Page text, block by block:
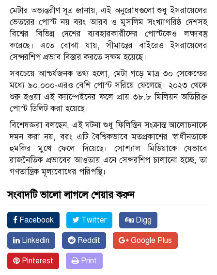
মেটার অভ্যন্তরীণ সূত্র জানায়, এই অনুরোধগুলো শুধু ইসরায়েলের
ভেতরের পোস্ট নয় বরং আরব ও মুসলিম সংখ্যাগরিষ্ঠ দেশসহ
বিশ্বের বিভিন্ন দেশের ব্যবহারকারীদের পোস্টকেও লক্ষ্যবস্তু
করেছে। এতে বোঝা যায়, সীমান্তের বাইরেও ইসরায়েলের
সেন্সরশিপ প্রভাব বিস্তার করতে সক্ষম হয়েছে।
সবচেয়ে আশ্চর্যজনক তথ্য হলো, মেটা গড়ে মাত্র ৩০ সেকেন্ডের
মধ্যে ৯০,০০০-এরও বেশি পোস্ট সরিয়ে ফেলেছে। ২০২৩ থেকে
শুরু হওয়া এই ক্যাম্পেইনের ফলে প্রায় ৩৮.৮ মিলিয়ন অতিরিক্ত
পোস্ট ডিলিট করা হয়েছে।
বিশেষজ্ঞরা বলছেন, এই ঘটনা শুধু ফিলিস্তিন সংক্রান্ত আলোচনাকে
দমন করা নয়, বরং এটি বৈশ্বিকভাবে মতপ্রকাশের স্বাধীনতাকে
হুমকির মুখে ফেলে দিয়েছে। সোশ্যাল মিডিয়াকে যেভাবে
রাজনৈতিক প্রভাবের আওতায় এনে সেন্সরশিপ চালানো হচ্ছে, তা
গণতান্ত্রিক মূল্যবোধের পরিপন্থি।
সংবাদটি ভালো লাগলে শেয়ার করুন
Facebook Twitter Digg
Linkedin Reddit Google Plus
Pinterest Print